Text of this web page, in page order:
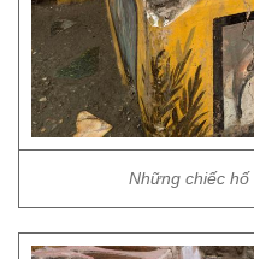
Những chiếc